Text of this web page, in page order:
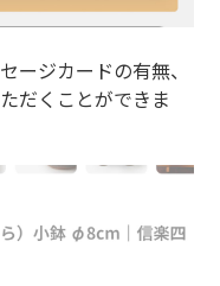
ージカードの有無、
だくことができま